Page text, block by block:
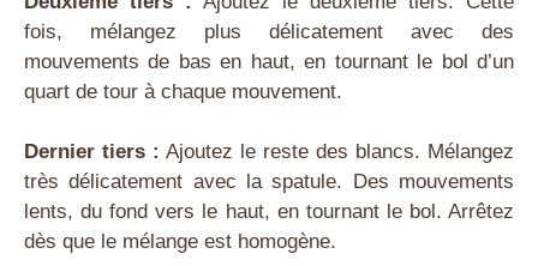
fois, mélangez plus délicatement avec des
mouvements de bas en haut, en tournant le bol d’un
quart de tour à chaque mouvement.
Dernier tiers : Ajoutez le reste des blancs. Mélangez
très délicatement avec la spatule. Des mouvements
lents, du fond vers le haut, en tournant le bol. Arrêtez
dès que le mélange est homogène.